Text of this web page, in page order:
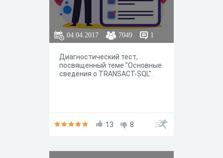
04.04.2017 7049 1
Диагностический тест,
посвященный теме "Основные
сведения о TRANSACT-SQL".
13 8